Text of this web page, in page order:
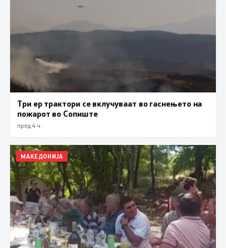
Три ер трактори се вклучуваат во гаснењето на
пожарот во Сопиште
пред 4 ч.
МАКЕДОНИЈА